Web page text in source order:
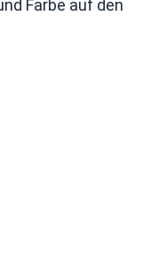
Farbe auf den